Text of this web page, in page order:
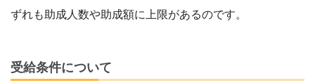
ずれも助成人数や助成額に上限があるのです。
受給条件について